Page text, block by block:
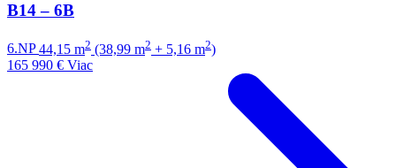
B14 – 6B
6.NP 44,15 m2 (38,99 m2 + 5,16 m2)
165 990 € Viac